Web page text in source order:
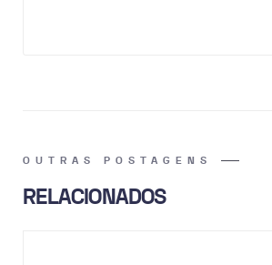
OUTRAS POSTAGENS
RELACIONADOS